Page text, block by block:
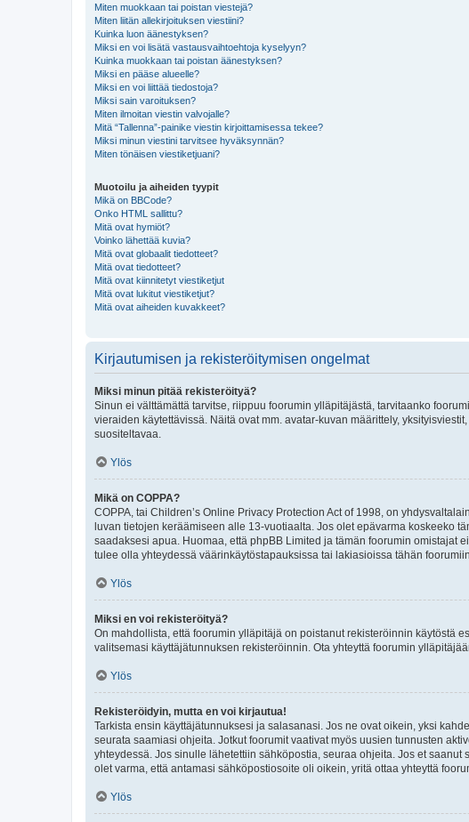
Miten muokkaan tai poistan viestejä?
Miten liitän allekirjoituksen viestiini?
Kuinka luon äänestyksen?
Miksi en voi lisätä vastausvaihtoehtoja kyselyyn?
Kuinka muokkaan tai poistan äänestyksen?
Miksi en pääse alueelle?
Miksi en voi liittää tiedostoja?
Miksi sain varoituksen?
Miten ilmoitan viestin valvojalle?
Mitä “Tallenna”-painike viestin kirjoittamisessa tekee?
Miksi minun viestini tarvitsee hyväksynnän?
Miten tönäisen viestiketjuani?
Muotoilu ja aiheiden tyypit
Mikä on BBCode?
Onko HTML sallittu?
Mitä ovat hymiöt?
Voinko lähettää kuvia?
Mitä ovat globaalit tiedotteet?
Mitä ovat tiedotteet?
Mitä ovat kiinnitetyt viestiketjut
Mitä ovat lukitut viestiketjut?
Mitä ovat aiheiden kuvakkeet?
Kirjautumisen ja rekisteröitymisen ongelmat
Miksi minun pitää rekisteröityä?
Sinun ei välttämättä tarvitse, riippuu foorumin ylläpitäjästä, tarvitaanko
vieraiden käytettävissä. Näitä ovat mm. avatar-kuvan määrittely,
suositeltavaa.
Ylös
Mikä on COPPA?
COPPA, tai Children’s Online Privacy Protection Act of 1998, on
luvan tietojen keräämiseen alle 13-vuotiaalta. Jos olet epävarma koskeeko
saadaksesi apua. Huomaa, että phpBB Limited ja tämän foorumin omistajat
tulee olla yhteydessä väärinkäytöstapauksissa tai lakiasioissa tähän foorumiin
Ylös
Miksi en voi rekisteröityä?
On mahdollista, että foorumin ylläpitäjä on poistanut rekisteröinnin käytöstä
valitsemasi käyttäjätunnuksen rekisteröinnin. Ota yhteyttä foorumin
Ylös
Rekisteröidyin, mutta en voi kirjautua!
Tarkista ensin käyttäjätunnuksesi ja salasanasi. Jos ne ovat oikein, yksi
seurata saamiasi ohjeita. Jotkut foorumit vaativat myös uusien tunnusten
yhteydessä. Jos sinulle lähetettiin sähköpostia, seuraa ohjeita. Jos et
olet varma, että antamasi sähköpostiosoite oli oikein, yritä ottaa yhteyttä
Ylös